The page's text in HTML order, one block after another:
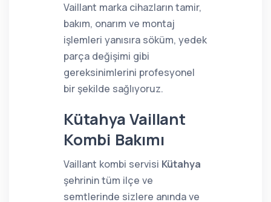
Vaillant marka cihazların tamir,
bakım, onarım ve montaj
işlemleri yanısıra söküm, yedek
parça değişimi gibi
gereksinimlerini profesyonel
bir şekilde sağlıyoruz.
Kütahya Vaillant
Kombi Bakımı
Vaillant kombi servisi Kütahya
şehrinin tüm ilçe ve
semtlerinde sizlere anında ve